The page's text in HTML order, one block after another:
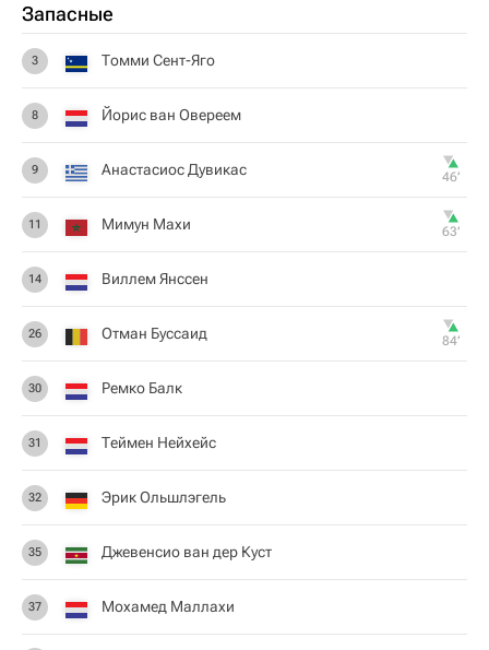
Запасные
3 Томми Сент-Яго
8 Йорис ван Овереем
9 Анастасиос Дувикас 46‎’‎
11 Мимун Махи 63‎’‎
14 Виллем Янссен
26 Отман Буссаид 84‎’‎
30 Ремко Балк
31 Теймен Нейхейс
32 Эрик Ольшлэгель
35 Джевенсио ван дер Куст
37 Мохамед Маллахи